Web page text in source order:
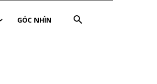
GÓC NHÌN